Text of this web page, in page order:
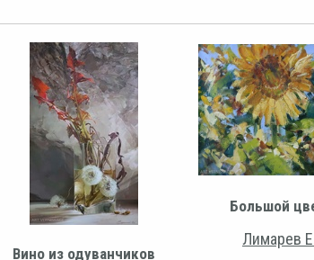
Вино из одуванчиков
Большой
Лимарев